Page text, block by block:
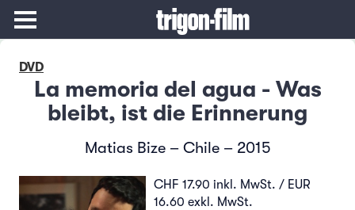
DVD
La memoria del agua - Was
bleibt, ist die Erinnerung
Matias Bize – Chile – 2015
CHF 17.90 inkl. MwSt. / EUR
16.60 exkl. MwSt.